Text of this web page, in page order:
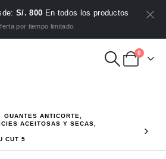
S/. 800 En todos los productos
por tiempo limitado.
0
GUANTES ANTICORTE
ACEITOSAS Y SECAS
CUT 5